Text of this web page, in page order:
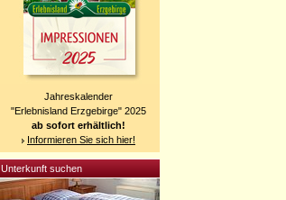
Jahreskalender
"Erlebnisland Erzgebirge" 2025
ab sofort erhältlich!
Informieren Sie sich hier!
Unterkunft suchen